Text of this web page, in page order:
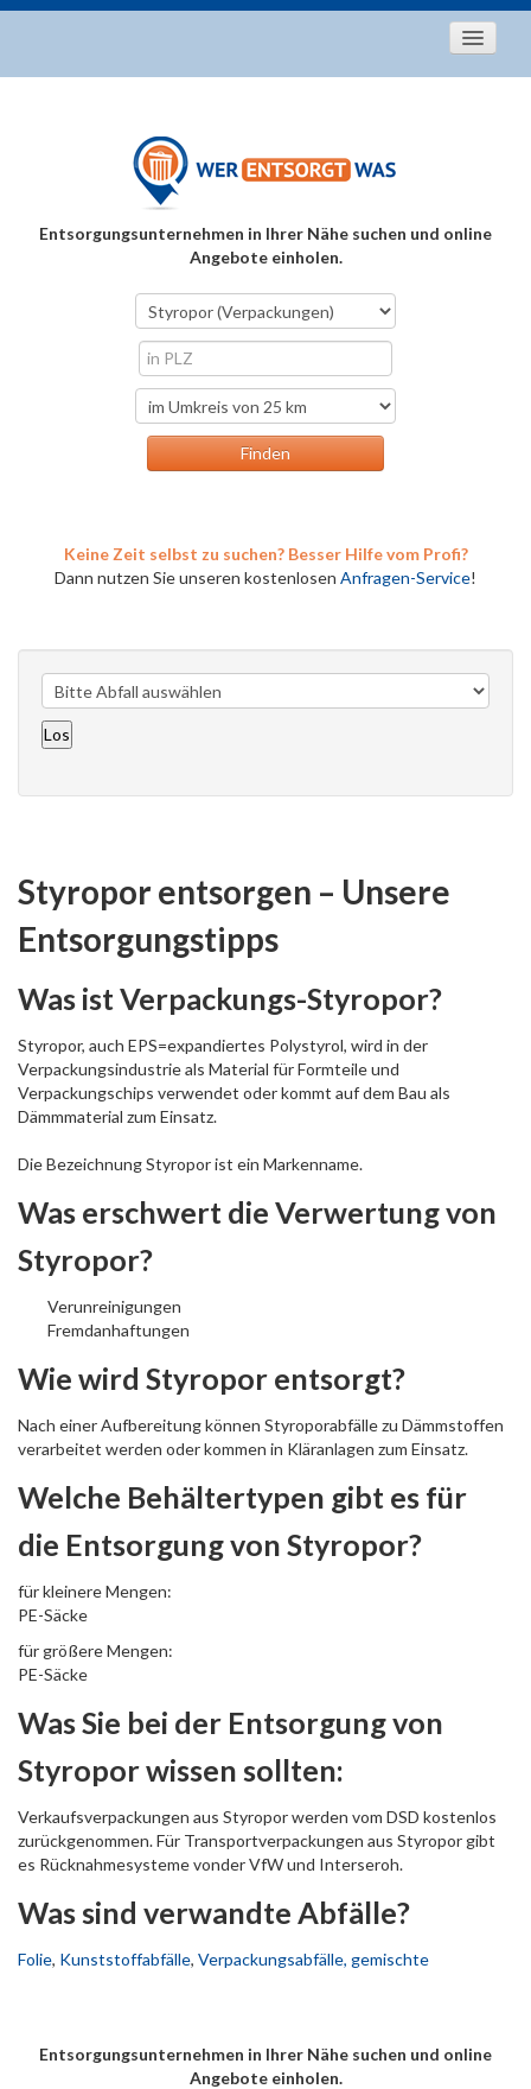
Entsorgungstipps
Über uns
Entsorgungsunternehmen in Ihrer Nähe suchen und online
Angebote einholen.
Keine Zeit selbst zu suchen? Besser Hilfe vom Profi?
Dann nutzen Sie unseren kostenlosen Anfragen-Service!
Styropor entsorgen – Unsere
Entsorgungstipps
Was ist Verpackungs-Styropor?
Styropor, auch EPS=expandiertes Polystyrol, wird in der
Verpackungsindustrie als Material für Formteile und
Verpackungschips verwendet oder kommt auf dem Bau als
Dämmmaterial zum Einsatz.
Die Bezeichnung Styropor ist ein Markenname.
Was erschwert die Verwertung von
Styropor?
Verunreinigungen
Fremdanhaftungen
Wie wird Styropor entsorgt?
Nach einer Aufbereitung können Styroporabfälle zu Dämmstoffen
verarbeitet werden oder kommen in Kläranlagen zum Einsatz.
Welche Behältertypen gibt es für
die Entsorgung von Styropor?
für kleinere Mengen:
PE-Säcke
für größere Mengen:
PE-Säcke
Was Sie bei der Entsorgung von
Styropor wissen sollten:
Verkaufsverpackungen aus Styropor werden vom DSD kostenlos
zurückgenommen. Für Transportverpackungen aus Styropor gibt
es Rücknahmesysteme vonder VfW und Interseroh.
Was sind verwandte Abfälle?
Folie, Kunststoffabfälle, Verpackungsabfälle, gemischte
Entsorgungsunternehmen in Ihrer Nähe suchen und online
Angebote einholen.